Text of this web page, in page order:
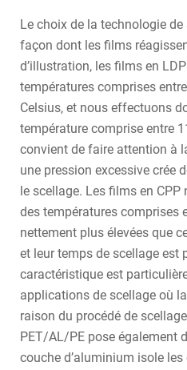
Le choix de la technologie
façon dont les films
d’illustration, les films en
températures comprises
Celsius, et nous effectuons
température comprise entre
convient de faire attention à
une pression excessive crée
le scellage. Les films en
des températures comprises
nettement plus élevées que
et leur temps de scellage est
caractéristique est
applications de scellage où
raison du procédé de
PET/AL/PE pose également
couche d’aluminium isole